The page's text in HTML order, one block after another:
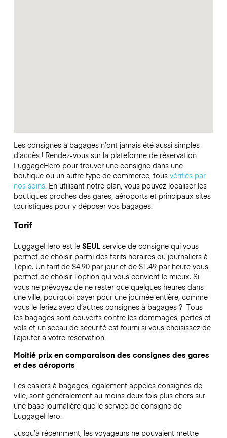
Les consignes à bagages n’ont jamais été aussi simples
d’accès ! Rendez-vous sur la plateforme de réservation
LuggageHero pour trouver une consigne dans une
boutique ou un autre type de commerce, tous vérifiés par
nos soins. En utilisant notre plan, vous pouvez localiser les
boutiques proches des gares, aéroports et principaux sites
touristiques pour y déposer vos bagages.
Tarif
LuggageHero est le SEULservice de consigne qui vous
permet de choisir parmi des tarifs horaires ou journaliers à
Tepic. Un tarif de $4.90 par jour et de $1.49 par heure vous
permet de choisir l’option qui vous convient le mieux. Si
vous ne prévoyez de ne rester que quelques heures dans
une ville, pourquoi payer pour une journée entière, comme
vous le feriez avec d’autres consignes à bagages ? Tous
les bagages sont couverts contre les dommages, pertes et
vols et un sceau de sécurité est fourni si vous choisissez de
l’ajouter à votre réservation.
Moitié prix en comparaison des consignes des gares
et des aéroports
Les casiers à bagages, également appelés consignes de
ville, sont généralement au moins deux fois plus chers sur
une base journalière que le service de consigne de
LuggageHero.
Jusqu’à récemment, les voyageurs ne pouvaient mettre